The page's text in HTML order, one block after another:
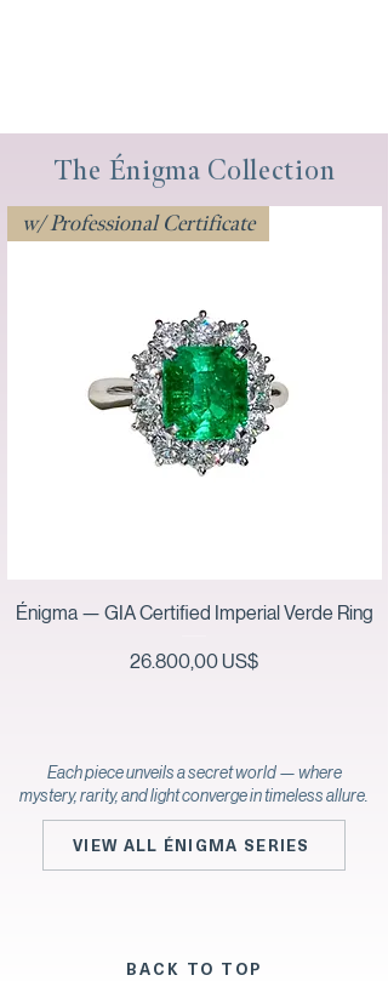
The Énigma Collection
w/ Professional Certificate
Énigma — GIA Certified Imperial Verde Ring
Precio
26.800,00 US$
Each piece unveils a secret world — where
mystery, rarity, and light converge in timeless allure.
VIEW ALL ÉNIGMA SERIES
BACK TO TOP